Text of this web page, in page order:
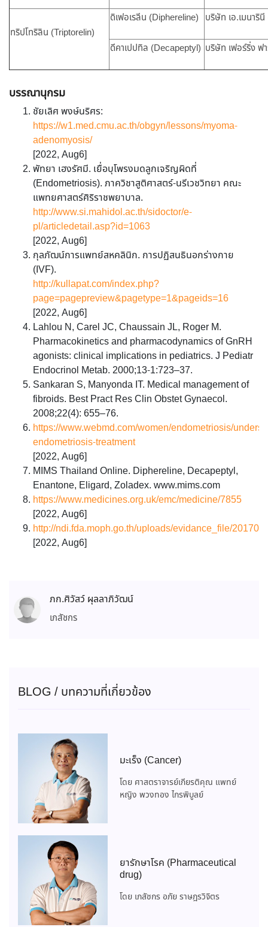
ทริปโทริลิน (Triptorelin)
ดิเฟอเรลีน (Diphereline) บริษัท เอ.เมนาริ
ดีคาเปปทิล (Decapeptyl) บริษัท เฟอร์ริ่ง ฟ
บรรณานุกรม
ชัยเลิศ พงษ์นริศร:
https://w1.med.cmu.ac.th/obgyn/lessons/myoma-
adenomyosis/
[2022, Aug6]
พัทยา เฮงรัศมี. เยื่อบุโพรงมดลูกเจริญผิดที่
(Endometriosis). ภาควิชาสูติศาสตร์-นรีเวชวิทยา คณะ
แพทยศาสตร์ศิริราชพยาบาล.
http://www.si.mahidol.ac.th/sidoctor/e-
pl/articledetail.asp?id=1063
[2022, Aug6]
กุลภัฒน์การแพทย์สหคลินิก. การปฏิสนธินอกร่างกาย
(IVF).
http://kullapat.com/index.php?
page=pagepreview&pagetype=1&pageids=16
[2022, Aug6]
Lahlou N, Carel JC, Chaussain JL, Roger M.
Pharmacokinetics and pharmacodynamics of GnRH
agonists: clinical implications in pediatrics. J Pediatr
Endocrinol Metab. 2000;13-1:723–37.
Sankaran S, Manyonda IT. Medical management of
fibroids. Best Pract Res Clin Obstet Gynaecol.
2008;22(4): 655–76.
https://www.webmd.com/women/endometriosis/
endometriosis-treatment
[2022, Aug6]
MIMS Thailand Online. Diphereline, Decapeptyl,
Enantone, Eligard, Zoladex. www.mims.com
https://www.medicines.org.uk/emc/medicine/7855
[2022, Aug6]
http://ndi.fda.moph.go.th/uploads/evidance_file/
[2022, Aug6]
ภก.ศิวัสว์ ผุลลาภิวัฒน์
เภสัชกร
BLOG / บทความที่เกี่ยวข้อง
มะเร็ง (Cancer)
โดย ศาสตราจารย์เกียรติคุณ แพทย์
หญิง พวงทอง ไกรพิบูลย์
ยารักษาโรค (Pharmaceutical
drug)
โดย เภสัชกร อภัย ราษฎรวิจิตร